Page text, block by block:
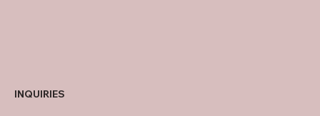
INQUIRIES